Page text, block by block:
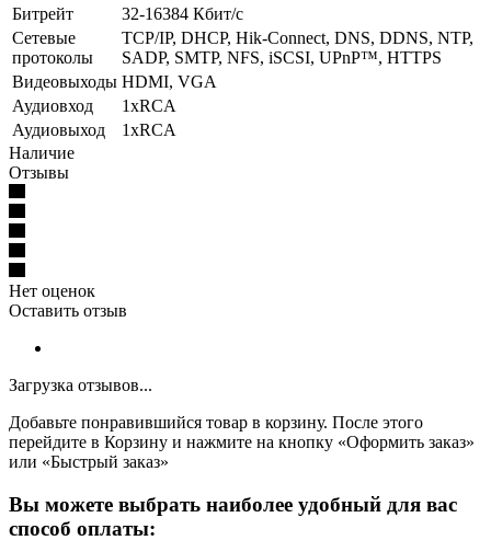
Битрейт
32-16384 Кбит/с
Сетевые
протоколы
TCP/IP, DHCP, Hik-Connect, DNS, DDNS, NTP,
SADP, SMTP, NFS, iSCSI, UPnP™, HTTPS
Видеовыходы HDMI, VGA
Аудиовход
1хRCA
Аудиовыход
1хRCA
Наличие
Отзывы
Нет оценок
Оставить отзыв
Загрузка отзывов...
Добавьте понравившийся товар в корзину. После этого
перейдите в Корзину и нажмите на кнопку «Оформить заказ»
или «Быстрый заказ»
Вы можете выбрать наиболее удобный для вас
способ оплаты: